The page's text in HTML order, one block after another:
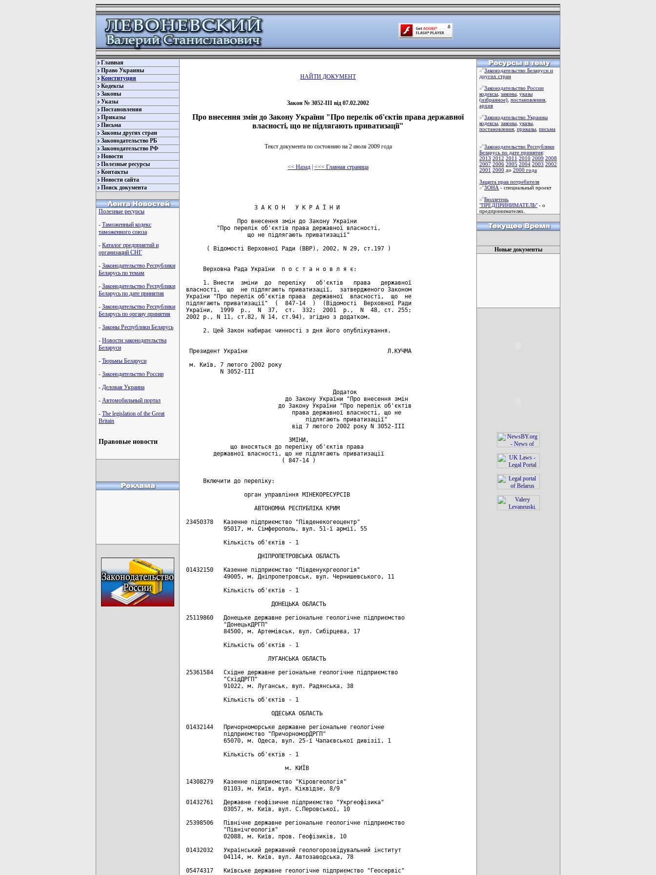
Главная
Право Украины
Конституция
Кодексы
Законы
Указы
Постановления
Приказы
Письма
Законы других стран
Законодательство РБ
Законодательство РФ
Новости
Полезные ресурсы
Контакты
Новости сайта
Поиск документа
Полезные ресурсы
- Таможенный кодекс
таможенного союза
- Каталог предприятий и
организаций СНГ
- Законодательство Республики
Беларусь по темам
- Законодательство Республики
Беларусь по дате принятия
- Законодательство Республики
Беларусь по органу принятия
- Законы Республики Беларусь
- Новости законодательства
Беларуси
- Тюрьмы Беларуси
- Законодательство России
- Деловая Украина
- Автомобильный портал
- The legislation of the Great
Britain
Правовые новости
НАЙТИ ДОКУМЕНТ
Закон № 3052-III від 07.02.2002
Про внесення змін до Закону України "Про перелік об'єктів права державної
власності, що не підлягають приватизації"
Текст документа по состоянию на 2 июля 2009 года
<< Назад | <<< Главная страница
                    З А К О Н   У К Р А Ї Н И
               Про внесення змін до Закону України
         "Про перелік об'єктів права державної власності,
                  що не підлягають приватизації"
      ( Відомості Верховної Ради (ВВР), 2002, N 29, ст.197 )
     Верховна Рада України  п о с т а н о в л я є:
     1. Внести  зміни  до  переліку   об'єктів   права   державної
власності,  що  не підлягають приватизації,  затвердженого Законом
України "Про перелік об'єктів права  державної  власності,  що  не
підлягають приватизації"  (  847-14  )  (Відомості  Верховної Ради
України,  1999  р.,  N  37,  ст.  332;  2001  р.,  N  48, ст. 255;
2002 р., N 11, ст.82, N 14, ст.94), згідно з додатком.
     2. Цей Закон набирає чинності з дня його опублікування.
Президент України                                         Л.КУЧМА
м. Київ, 7 лютого 2002 року
          N 3052-III
                                           Додаток
                             до Закону України "Про внесення змін
                           до Закону України "Про перелік об'єктів
                               права державної власності, що не
                                   підлягають приватизації"
                               від 7 лютого 2002 року N 3052-III
                              ЗМІНИ,
             що вносяться до переліку об'єктів права
        державної власності, що не підлягають приватизації
                            ( 847-14 )
     Включити до переліку:
                 орган управління МІНЕКОРЕСУРСІВ
                    АВТОНОМНА РЕСПУБЛІКА КРИМ
23450378   Казенне підприємство "Південекогеоцентр"
           95017, м. Сімферополь, вул. 51-ї армії, 55
           Кількість об'єктів - 1
                     ДНІПРОПЕТРОВСЬКА ОБЛАСТЬ
01432150   Казенне підприємство "Південукргеологія"
           49005, м. Дніпропетровськ, вул. Чернишевського, 11
           Кількість об'єктів - 1
                         ДОНЕЦЬКА ОБЛАСТЬ
25119860   Донецьке державне регіональне геологічне підприємство
           "ДонецькДРГП"
           84500, м. Артемівськ, вул. Сибірцева, 17
           Кількість об'єктів - 1
                        ЛУГАНСЬКА ОБЛАСТЬ
25361584   Східне державне регіональне геологічне підприємство
           "СхідДРГП"
           91022, м. Луганськ, вул. Радянська, 38
           Кількість об'єктів - 1
                         ОДЕСЬКА ОБЛАСТЬ
01432144   Причорноморське державне регіональне геологічне
           підприємство "ПричорноморДРГП"
           65070, м. Одеса, вул. 25-ї Чапаєвської дивізії, 1
           Кількість об'єктів - 1
                             м. КИЇВ
14308279   Казенне підприємство "Кіровгеологія"
           01103, м. Київ, вул. Кіквідзе, 8/9
01432761   Державне геофізичне підприємство "Укргеофізика"
           03057, м. Київ, вул. С.Перовської, 10
25398506   Північне державне регіональне геологічне підприємство
           "Північгеологія"
           02088, м. Київ, пров. Геофізиків, 10
01432032   Український державний геологорозвідувальний інститут
           04114, м. Київ, вул. Автозаводська, 78
05474317   Київське державне геологічне підприємство "Геосервіс"
Законодательство Беларуси и
других стран
Законодательство России
кодексы законы указы
(избранное) постановления
архив
Законодательство Украины
кодексы законы указы
постановления приказы письма
Законодательство Республики
Беларусь по дате принятия:
2013 2012 2011 2010 2009 2008
2007 2006 2005 2004 2003 2002
2001 2000 до 2000 года
Защита прав потребителя
ЗОНА - специальный проект
Бюллетень
"ПРЕДПРИНИМАТЕЛЬ" - о
предпринимателях.
Новые документы